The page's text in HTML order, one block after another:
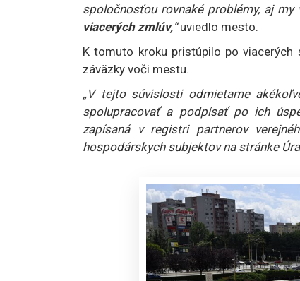
spoločnosťou rovnaké problémy, aj my
viacerých zmlúv,“uviedlo mesto.
K tomuto kroku pristúpilo po
záväzky voči mestu.
„V tejto súvislosti odmietame
spolupracovať a podpísať po ich
zapísaná v registri partnerov
hospodárskych subjektov na stránke